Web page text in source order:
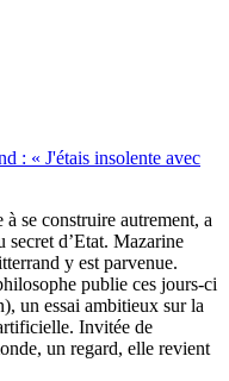
: « J'étais insolente avec
se construire autrement, a
d’Etat. Mazarine
y est parvenue.
publie ces jours-ci
un essai ambitieux sur la
Invitée de
un regard, elle revient